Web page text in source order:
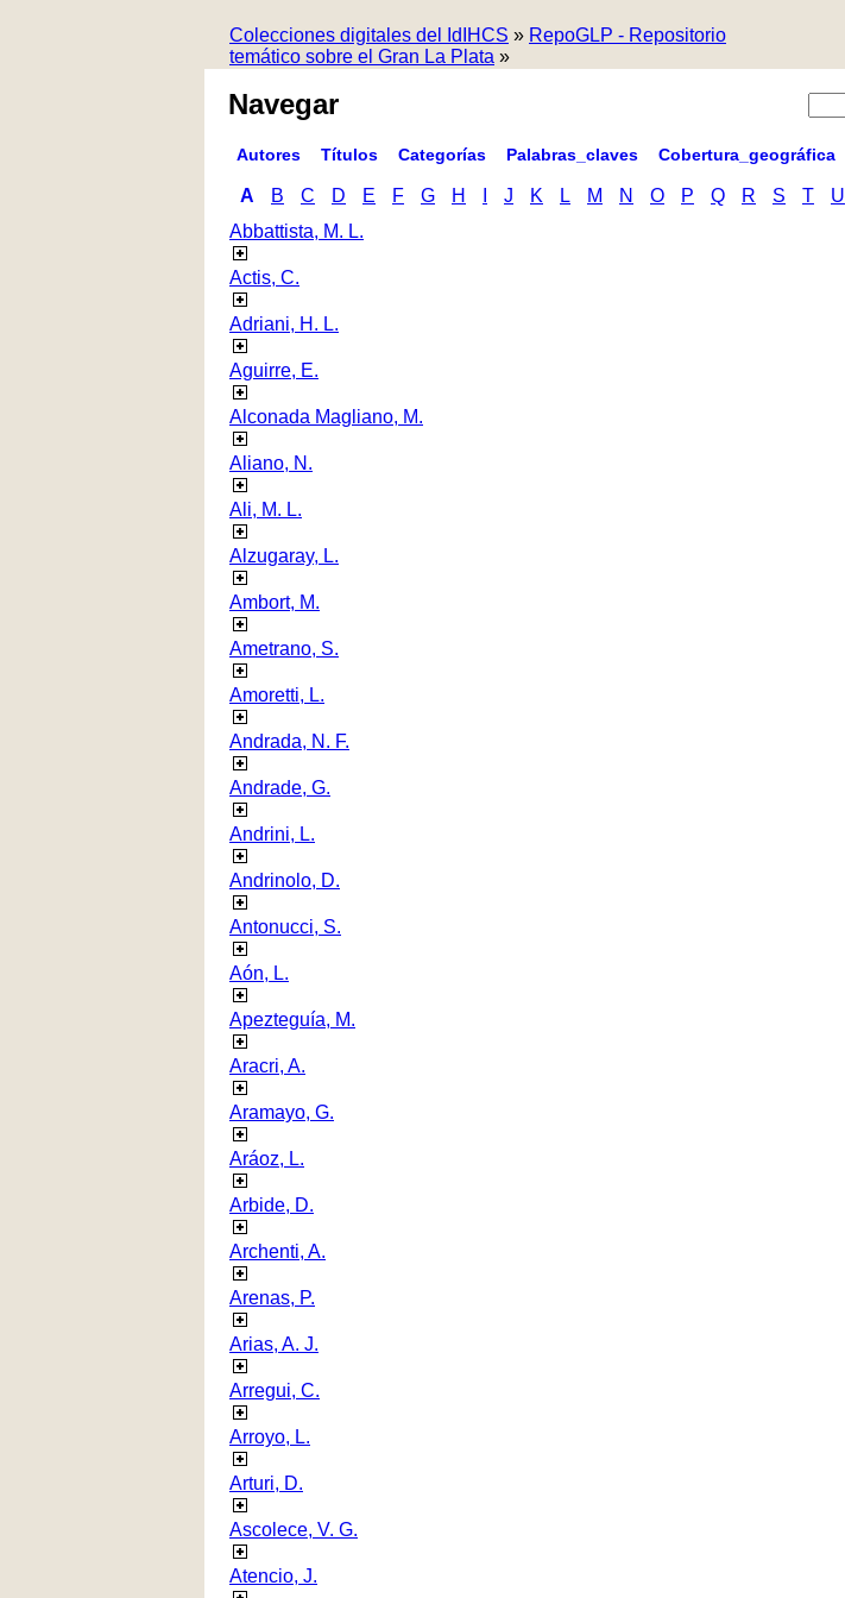
Colecciones digitales del IdIHCS » RepoGLP - Repositorio
temático sobre el Gran La Plata »
Navegar
Autores Títulos Categorías Palabras_claves Cobertura_geográfica
A B C D E F G H J K L M N O P Q R S T U
Abbattista, M. L.
Actis, C.
Adriani, H. L.
Aguirre, E.
Alconada Magliano, M.
Aliano, N.
Ali, M. L.
Alzugaray, L.
Ambort, M.
Ametrano, S.
Amoretti, L.
Andrada, N. F.
Andrade, G.
Andrini, L.
Andrinolo, D.
Antonucci, S.
Aón, L.
Apezteguía, M.
Aracri, A.
Aramayo, G.
Aráoz, L.
Arbide, D.
Archenti, A.
Arenas, P.
Arias, A. J.
Arregui, C.
Arroyo, L.
Arturi, D.
Ascolece, V. G.
Atencio, J.